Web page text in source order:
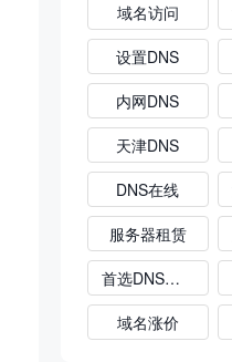
域名访问
设置DNS
内网DNS
天津DNS
DNS在线
服务器租赁
首选DNS和备用DNS
域名涨价